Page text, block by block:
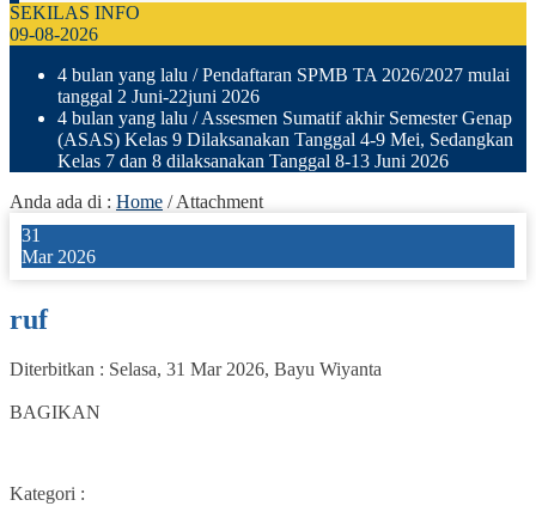
SEKILAS INFO
09-08-2026
4 bulan yang lalu / Pendaftaran SPMB TA 2026/2027 mulai
tanggal 2 Juni-22juni 2026
4 bulan yang lalu / Assesmen Sumatif akhir Semester Genap
(ASAS) Kelas 9 Dilaksanakan Tanggal 4-9 Mei, Sedangkan
Kelas 7 dan 8 dilaksanakan Tanggal 8-13 Juni 2026
Anda ada di : Home / Attachment
31
Mar 2026
ruf
Diterbitkan : Selasa, 31 Mar 2026, Bayu Wiyanta
BAGIKAN
Kategori :